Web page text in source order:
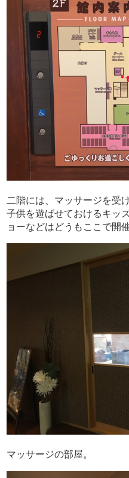
二階には、マッサージを受
子供を遊ばせておけるキッ
ョーなどはどうもここで開
マッサージの部屋。